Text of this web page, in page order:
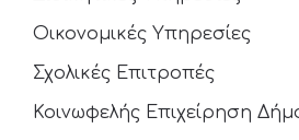
Οικονομικές Υπηρεσίες
Σχολικές Επιτροπές
Κοινωφελής Επιχείρηση